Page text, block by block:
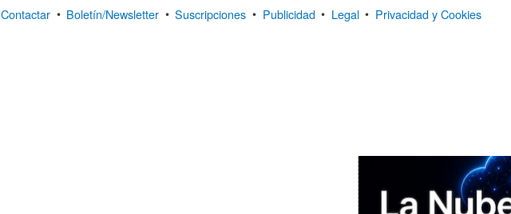
Contactar • Boletín/Newsletter • Suscripciones • Publicidad • Legal • Privacidad y Cookies